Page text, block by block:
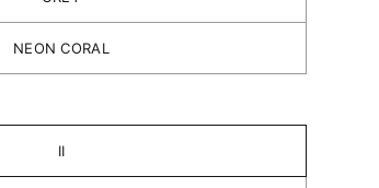
NEON CORAL
II